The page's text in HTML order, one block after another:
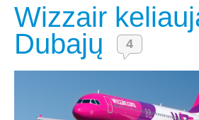
Wizzair
Dubajų
4